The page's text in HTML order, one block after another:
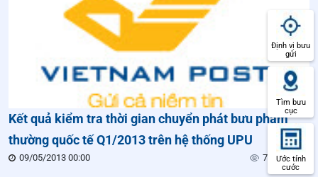
Kết quả kiểm tra thời gian chuyển phát bưu phẩm
thường quốc tế Q1/2013 trên hệ thống UPU
09/05/2013 00:00 75 lượt xem
Định vị bưu
gửi
Tìm bưu
cục
Ước tính
cước